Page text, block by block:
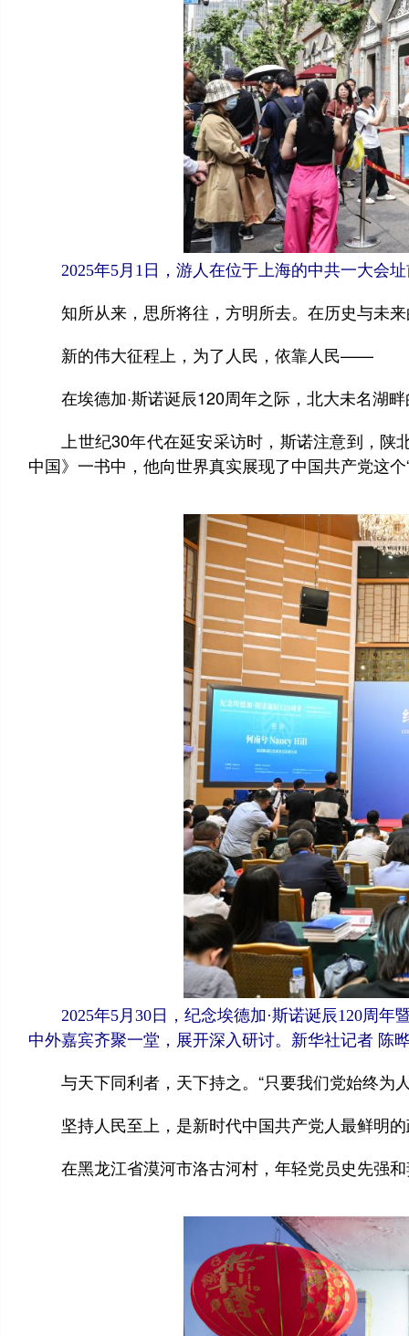
2025年5月1日，游人在位于上海的中共一大会址
知所从来，思所将往，方明所去。在历史与未来
新的伟大征程上，为了人民，依靠人民——
在埃德加·斯诺诞辰120周年之际，北大未名湖畔
上世纪30年代在延安采访时，斯诺注意到，陕北
中国》一书中，他向世界真实展现了中国共产党这个
2025年5月30日，纪念埃德加·斯诺诞辰120周年
中外嘉宾齐聚一堂，展开深入研讨。新华社记者 陈
与天下同利者，天下持之。“只要我们党始终为
坚持人民至上，是新时代中国共产党人最鲜明的
在黑龙江省漠河市洛古河村，年轻党员史先强和